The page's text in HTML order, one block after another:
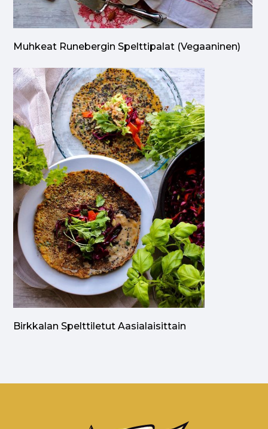
Muhkeat Runebergin Spelttipalat (vegaaninen)
Birkkalan Spelttiletut Aasialaisittain